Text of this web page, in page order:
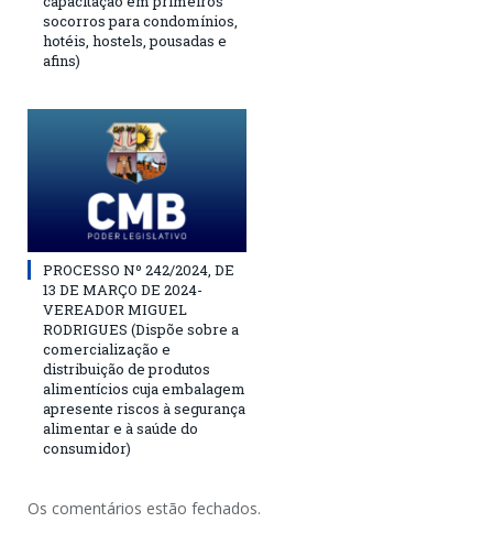
socorros para condomínios,
hotéis, hostels, pousadas e
afins)
PROCESSO Nº 242/2024, DE
13 DE MARÇO DE 2024-
VEREADOR MIGUEL
RODRIGUES (Dispõe sobre a
comercialização e
distribuição de produtos
alimentícios cuja embalagem
apresente riscos à segurança
alimentar e à saúde do
consumidor)
Os comentários estão fechados.